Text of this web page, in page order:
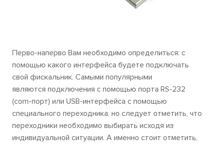
Перво-наперво Вам необходимо определиться: с
помощью какого интерфейса будете подключать
свой фискальник. Самыми популярными
являются подключения с помощью порта RS-232
(com-порт) или USB-интерфейса с помощью
специального переходника, но следует отметить, что
переходники необходимо выбирать исходя из
индивидуальной ситуации. А именно стоит отметить,